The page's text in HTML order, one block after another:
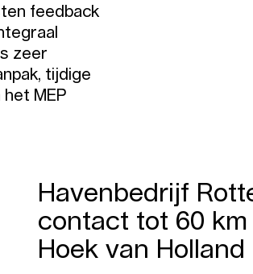
feedback
zeer
tijdige
MEP
Havenbedrijf
contact tot 60
Hoek van Holland